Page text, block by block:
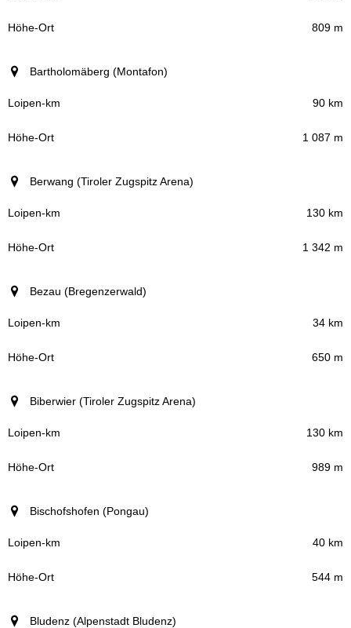
809 m
Bartholomäberg (Montafon)
90 km
1 087 m
Berwang (Tiroler Zugspitz Arena)
130 km
1 342 m
Bezau (Bregenzerwald)
34 km
650 m
Biberwier (Tiroler Zugspitz Arena)
130 km
989 m
Bischofshofen (Pongau)
40 km
544 m
Bludenz (Alpenstadt Bludenz)